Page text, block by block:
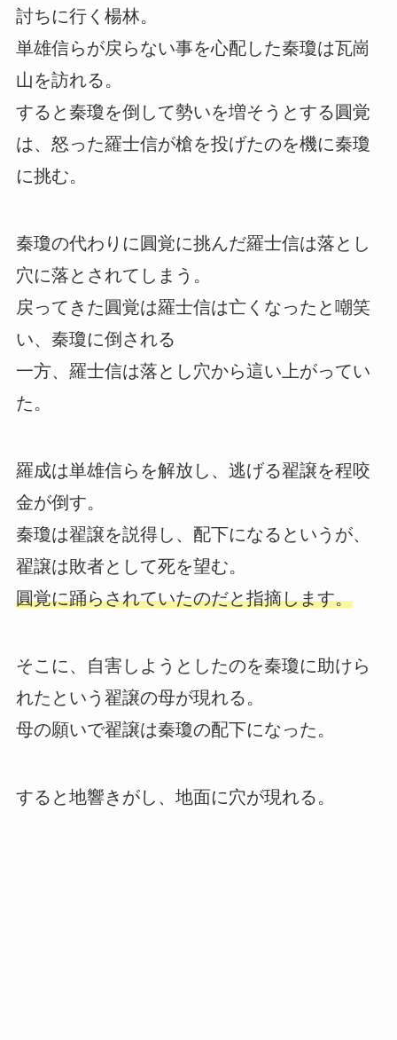
討ちに行く楊林。
単雄信らが戻らない事を心配した秦瓊は瓦崗
山を訪れる。
すると秦瓊を倒して勢いを増そうとする圓覚
は、怒った羅士信が槍を投げたのを機に秦瓊
に挑む。
秦瓊の代わりに圓覚に挑んだ羅士信は落とし
穴に落とされてしまう。
戻ってきた圓覚は羅士信は亡くなったと嘲笑
い、秦瓊に倒される
一方、羅士信は落とし穴から這い上がってい
た。
羅成は単雄信らを解放し、逃げる翟譲を程咬
金が倒す。
秦瓊は翟譲を説得し、配下になるというが、
翟譲は敗者として死を望む。
圓覚に踊らされていたのだと指摘します。
そこに、自害しようとしたのを秦瓊に助けら
れたという翟譲の母が現れる。
母の願いで翟譲は秦瓊の配下になった。
すると地響きがし、地面に穴が現れる。